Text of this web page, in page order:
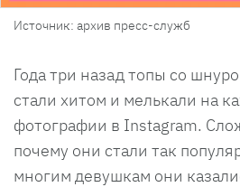
Источник: архив пресс-служб
Года три назад топы со
стали хитом и мелькали на
фотографии в Instagram.
почему они стали так
многим девушкам они